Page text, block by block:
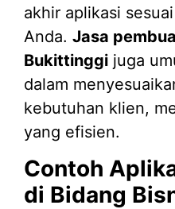
akhir aplikasi
Anda. Jasa
Bukittinggi juga
dalam
kebutuhan klien,
yang efisien.
Contoh
di Bidang